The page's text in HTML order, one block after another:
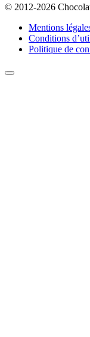
© 2012-2026
Mentions
Conditions
Politique de